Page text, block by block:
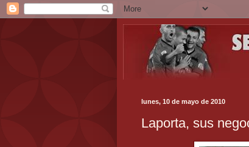
lunes, 10 de mayo de 2010
Laporta, sus